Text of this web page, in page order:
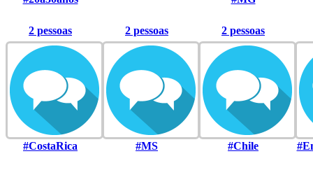
2 pessoas
#CostaRica
2 pessoas
#MS
2 pessoas
#Chile